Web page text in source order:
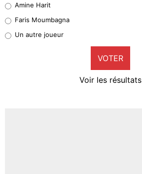
1%
9%
Amine Harit
Faris Moumbagna
Un autre joueur
VOTER
Voir les résultats